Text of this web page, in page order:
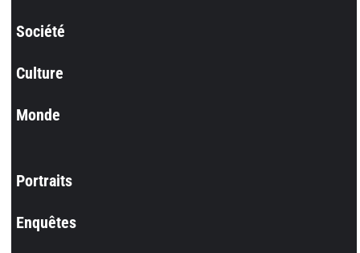
Société
Culture
Monde
Portraits
Enquêtes